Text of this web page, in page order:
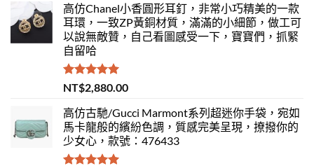
高仿Chanel小香圓形耳釘，非常小巧精美的一款
耳環，一致ZP黃銅材質，滿滿的小細節，做工可
以說無敵贊，自己看圖感受一下，寶寶們，抓緊
自留哈
評分 5.00
滿分 5
NT$2,880.00
高仿古馳/Gucci Marmont系列超迷你手袋，宛如
馬卡龍般的繽紛色調，質感完美呈現，撩撥你的
少女心，款號：476433